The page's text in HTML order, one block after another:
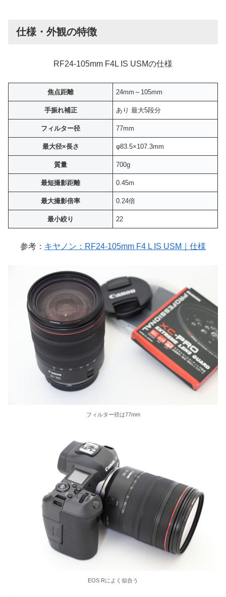
仕様・外観の特徴
RF24-105mm F4L IS USMの仕様
焦点距離 24mm～105mm
手振れ補正 あり 最大5段分
フィルター径 77mm
最大径×長さ φ83.5×107.3mm
質量 700g
最短撮影距離 0.45m
最大撮影倍率 0.24倍
最小絞り 22
参考： キヤノン：RF24-105mm F4 L IS USM｜仕様
フィルター径は77mm
EOS Rによく似合う